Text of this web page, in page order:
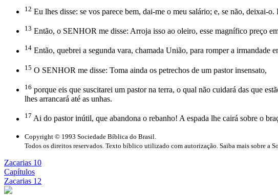
12 Eu lhes disse: se vos parece bem, dai-me o meu salário; e, se não, deixai-
13 Então, o SENHOR me disse: Arroja isso ao oleiro, esse magnífico preço
14 Então, quebrei a segunda vara, chamada União, para romper a irmandade
15 O SENHOR me disse: Toma ainda os petrechos de um pastor insensato,
16 porque eis que suscitarei um pastor na terra, o qual não cuidará das que
lhes arrancará até as unhas.
17 Ai do pastor inútil, que abandona o rebanho! A espada lhe cairá sobre o
Copyright © 1993 Sociedade Bíblica do Brasil.
Todos os direitos reservados. Texto bíblico utilizado com autorização. Saiba mais sobre a
Zacarias 10
Capítulos
Zacarias 12